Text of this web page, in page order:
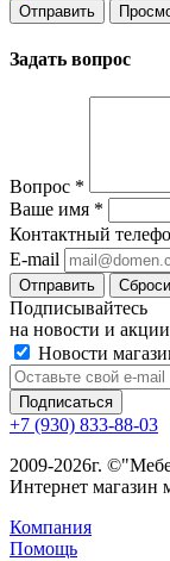
Задать вопрос
Вопрос *
Ваше имя *
Контактный
E-mail
Подписывайтесь
на новости и акции
Новости
+7 (930) 833-88-03
2009-2026г.
Интернет магазин
Компания
Помощь